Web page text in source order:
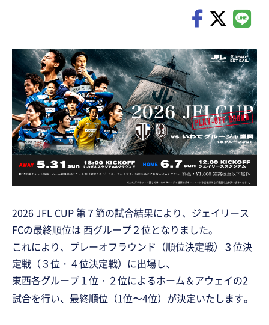
2026 JFL CUP 第７節の試合結果により、ジェイリース
FCの最終順位は 西グループ２位となりました。
これにより、プレーオフラウンド（順位決定戦）３位決
定戦（３位・４位決定戦）に出場し、
東西各グループ１位・２位によるホーム＆アウェイの2
試合を行い、最終順位（1位〜4位）が決定いたします。